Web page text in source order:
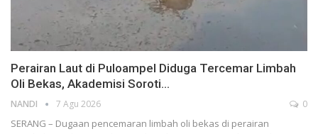
Perairan Laut di Puloampel Diduga Tercemar Limbah
Oli Bekas, Akademisi Soroti…
NANDI 7 Agu 2026 0
SERANG – Dugaan pencemaran limbah oli bekas di perairan